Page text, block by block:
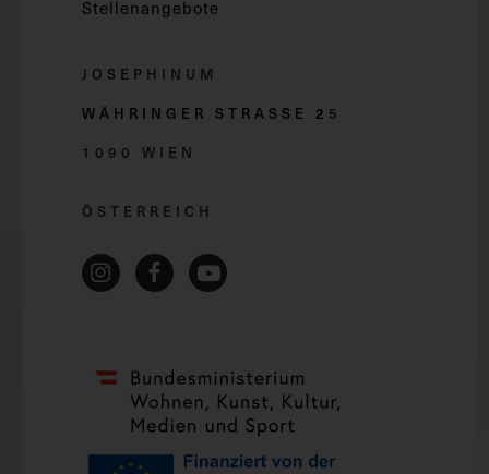
Stellenangebote
JOSEPHINUM
WÄHRINGER STRASSE 2 5
1090 WIEN
ÖSTERREICH